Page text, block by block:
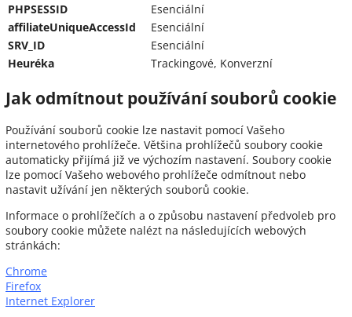
PHPSESSID
Esenciální
affiliateUniqueAccessId
Esenciální
SRV_ID
Esenciální
Heuréka
Trackingové, Konverzní
Jak odmítnout používání souborů cookie
Používání souborů cookie lze nastavit pomocí Vašeho
internetového prohlížeče. Většina prohlížečů soubory cookie
automaticky přijímá již ve výchozím nastavení. Soubory cookie
lze pomocí Vašeho webového prohlížeče odmítnout nebo
nastavit užívání jen některých souborů cookie.
Informace o prohlížečích a o způsobu nastavení předvoleb pro
soubory cookie můžete nalézt na následujících webových
stránkách:
Chrome
Firefox
Internet Explorer